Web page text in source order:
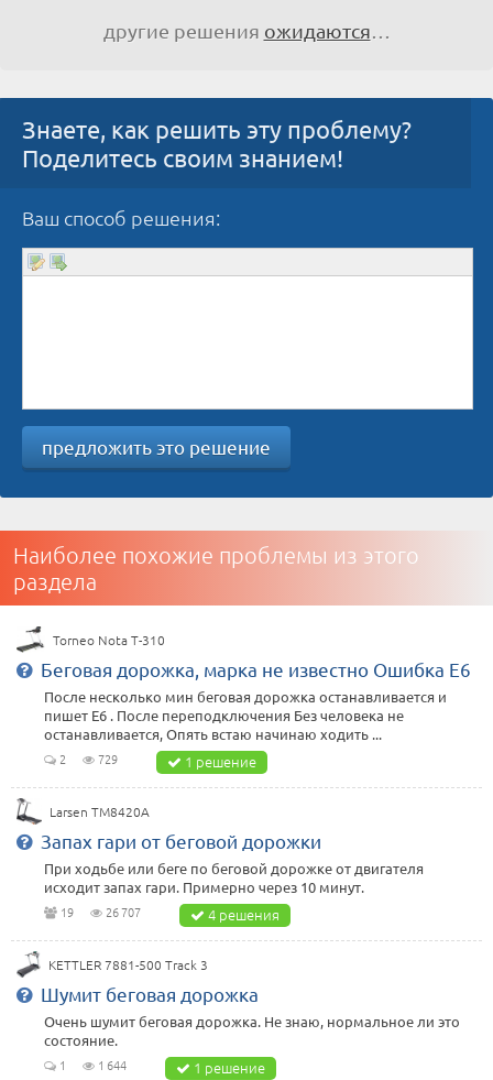
другие решения ожидаются
Знаете, как решить эту проблему?
Поделитесь своим знанием!
Ваш способ решения:
предложить это решение
Наиболее похожие проблемы из этого
раздела
Torneo Nota T-310
Беговая дорожка, марка не известно Ошибка Е6
После несколько мин беговая дорожка останавливается и
пишет Е6 . После переподключения Без человека не
останавливается, Опять встаю начинаю ходить ...
2 729 1 решение
Larsen TM8420A
Запах гари от беговой дорожки
При ходьбе или беге по беговой дорожке от двигателя
исходит запах гари. Примерно через 10 минут.
19 26 707 4 решения
KETTLER 7881-500 Track 3
Шумит беговая дорожка
Очень шумит беговая дорожка. Не знаю, нормальное ли это
состояние.
1 1 644 1 решение